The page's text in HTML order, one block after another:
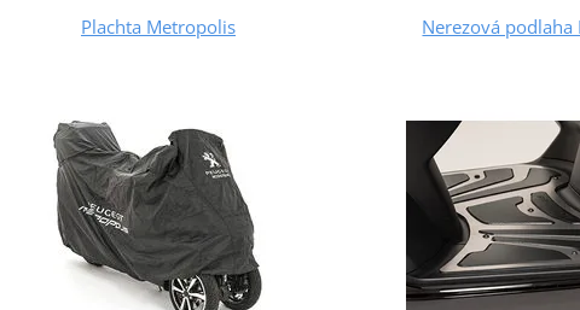
Plachta Metropolis Nerezová